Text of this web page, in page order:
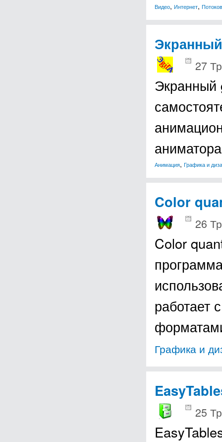
Видео, Интернет,
27
Экранный
Анимация, Графика и
Color
26
Color
работает
Графика и
25